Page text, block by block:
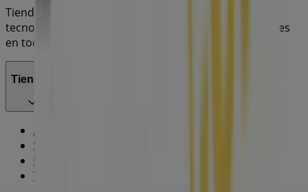
Tiendeo forma parte de Shopfully, la empresa
tecnológica que está reinventando las compras locales
en todo el mundo.
Tiendeo
¿Qué hacemos?
Soluciones para empresas
Noticias y prensa
Trabaja con nosotros